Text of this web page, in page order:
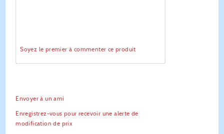
Soyez le premier à commenter ce produit
Envoyer à un ami
Enregistrez-vous pour recevoir une alerte de
modification de prix